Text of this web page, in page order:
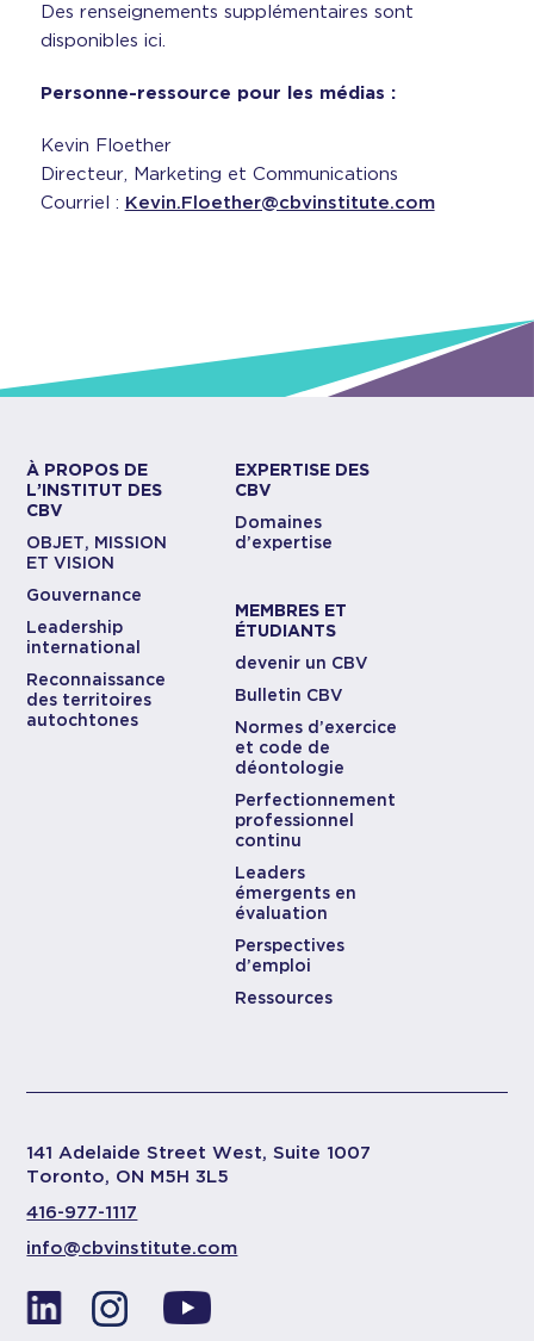
Des renseignements supplémentaires sont
disponibles ici.
Personne-ressource pour les médias :
Kevin Floether
Directeur, Marketing et Communications
Courriel : Kevin.Floether@cbvinstitute.com
À PROPOS DE
L’INSTITUT DES
CBV
OBJET, MISSION
ET VISION
Gouvernance
Leadership
international
Reconnaissance
des territoires
autochtones
EXPERTISE DES
CBV
Domaines
d’expertise
MEMBRES ET
ÉTUDIANTS
devenir un CBV
Bulletin CBV
Normes d’exercice
et code de
déontologie
Perfectionnement
professionnel
continu
Leaders
émergents en
évaluation
Perspectives
d’emploi
Ressources
141 Adelaide Street West, Suite 1007
Toronto, ON M5H 3L5
416-977-1117
info@cbvinstitute.com